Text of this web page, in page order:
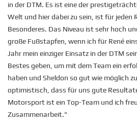
in der DTM. Es ist eine der
Welt und hier dabei zu sein, ist für jeden
Besonderes. Das Niveau ist sehr hoch
große Fußstapfen, wenn ich für René
Jahr mein einziger Einsatz in der DTM
Bestes geben, um mit dem Team ein
haben und Sheldon so gut wie möglich
optimistisch, dass für uns gute
Motorsport ist ein Top-Team und ich
Zusammenarbeit."